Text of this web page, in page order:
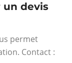
un devis
permet
Contact :